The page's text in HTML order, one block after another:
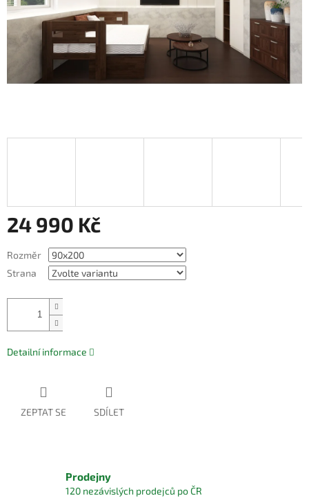
24 990 Kč
cena:
Rozměr
Strana
Detailní informace
ZEPTAT SE SDÍLET
Prodejny
120 nezávislých prodejců po ČR